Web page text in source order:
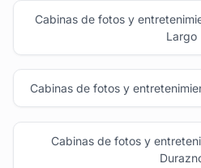
Cabinas de fotos y
Largo
Cabinas de fotos y
Cabinas de fotos y